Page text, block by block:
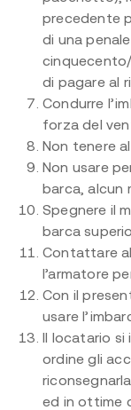
precedente
di una
di pagare al
Condurre
forza del
Non tenere
Non usare
barca, alcun
Spegnere il
barca
Contattare
l’armatore
Con il
usare
Il locatario si
ordine gli
ed in ottime